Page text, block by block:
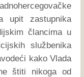
upit zastupnika
člancima u
službenika
kako Vlada
štiti nikoga od